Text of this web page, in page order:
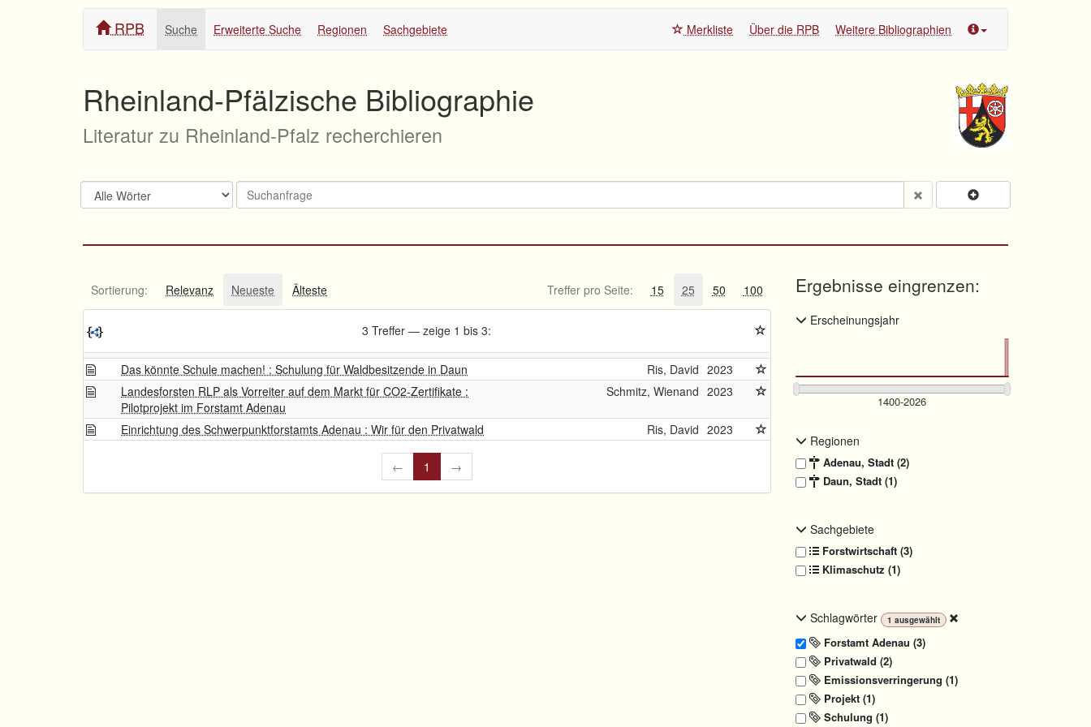
RPB Suche Erweiterte Suche Regionen Sachgebiete Merkliste Über die RPB Weitere Bibliographien
Rheinland-Pfälzische Bibliographie
Literatur zu Rheinland-Pfalz recherchieren
Sortierung: Relevanz Neueste Älteste Treffer pro Seite: 15 25 50 100
3 Treffer — zeige 1 bis 3:
Das könnte Schule machen! : Schulung für Waldbesitzende in Daun Ris, David 2023
Landesforsten RLP als Vorreiter auf dem Markt für CO2-Zertifikate :
Pilotprojekt im Forstamt Adenau
Schmitz, Wienand 2023
Einrichtung des Schwerpunktforstamts Adenau : Wir für den Privatwald Ris, David 2023
← 1 →
Ergebnisse eingrenzen:
Erscheinungsjahr
Regionen
Adenau, Stadt (2)
Daun, Stadt (1)
Sachgebiete
Forstwirtschaft (3)
Klimaschutz (1)
Schlagwörter 1 ausgewählt
Forstamt Adenau (3)
Privatwald (2)
Emissionsverringerung (1)
Projekt (1)
Schulung (1)